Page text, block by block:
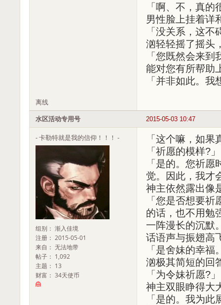
「啊、不，真
男性脸上挂着详
「没关系，这
汹轻轻摇了摇头
「您既然会来
能对您有所帮助
「并非如此。
离线
2015-05-03 10:47
水区活动专用号
- 卡勒特就是我的信仰！！！ -
组别： 渐入佳境
注册： 2015-05-01
来自： 无法地带
帖子： 1,092
主题： 13
财富： 34天使币
「这个嘛，如
「祈愿的模样?」
「是的。您祈
觉。因此，我才
神主依然露出像
「您是否想要
的话，也不用勉
一阵漫长的沉默
话语声与振翅高
「是舍妹的幸福
汹极其简短的回
「为令妹祈愿?」
神主双眼睁得大
「是的。我为